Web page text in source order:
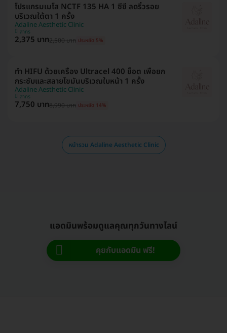
โปรแกรมเมโส NCTF 135 HA 1 ซีซี ลดริ้วรอย
บริเวณใต้ตา 1 ครั้ง
Adaline Aesthetic Clinic
สาทร
2,375 บาท2,500 บาท ประหยัด 5%
ทำ HIFU ด้วยเครื่อง Ultracel 400 ช็อต เพื่อยก
กระชับและสลายไขมันบริเวณใบหน้า 1 ครั้ง
Adaline Aesthetic Clinic
สาทร
7,750 บาท8,990 บาท ประหยัด 14%
หน้ารวม Adaline Aesthetic Clinic
แอดมินพร้อมดูแลคุณทุกวันทางไลน์
คุยกับแอดมิน ฟรี!